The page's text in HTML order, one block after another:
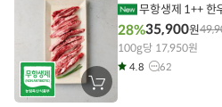
장
바
무항생제 1++ 한
28%35,900원
100g당 17,950원
4.8 62